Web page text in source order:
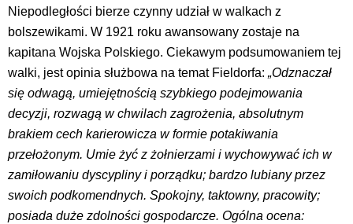
Niepodległości bierze czynny udział w walkach z
bolszewikami. W 1921 roku awansowany zostaje na
kapitana Wojska Polskiego. Ciekawym podsumowaniem tej
walki, jest opinia służbowa na temat Fieldorfa: „Odznaczał
się odwagą, umiejętnością szybkiego podejmowania
decyzji, rozwagą w chwilach zagrożenia, absolutnym
brakiem cech karierowicza w formie potakiwania
przełożonym. Umie żyć z żołnierzami i wychowywać ich w
zamiłowaniu dyscypliny i porządku; bardzo lubiany przez
swoich podkomendnych. Spokojny, taktowny, pracowity;
posiada duże zdolności gospodarcze. Ogólna ocena: